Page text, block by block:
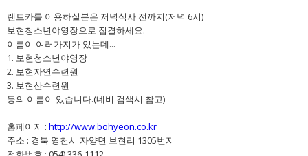
렌트카를 이용하실분은 저녁식사 전까지(저녁 6시)
보현청소년야영장으로 집결하세요.
이름이 여러가지가 있는데...
1. 보현청소년야영장
2. 보현자연수련원
3. 보현산수련원
등의 이름이 있습니다.(네비 검색시 참고)
홈페이지 : http://www.bohyeon.co.kr
주소 : 경북 영천시 자양면 보현리 1305번지